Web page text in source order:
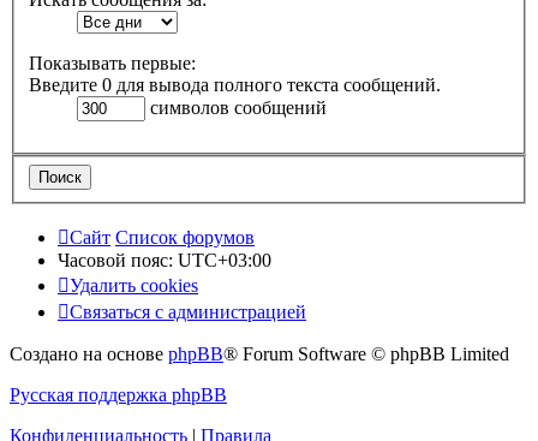
Показывать первые:
Введите 0 для вывода полного текста сообщений.
символов сообщений
Сайт Список форумов
Часовой пояс: UTC+03:00
Удалить cookies
Связаться с администрацией
Создано на основе phpBB® Forum Software © phpBB Limited
Русская поддержка phpBB
Конфиденциальность | Правила